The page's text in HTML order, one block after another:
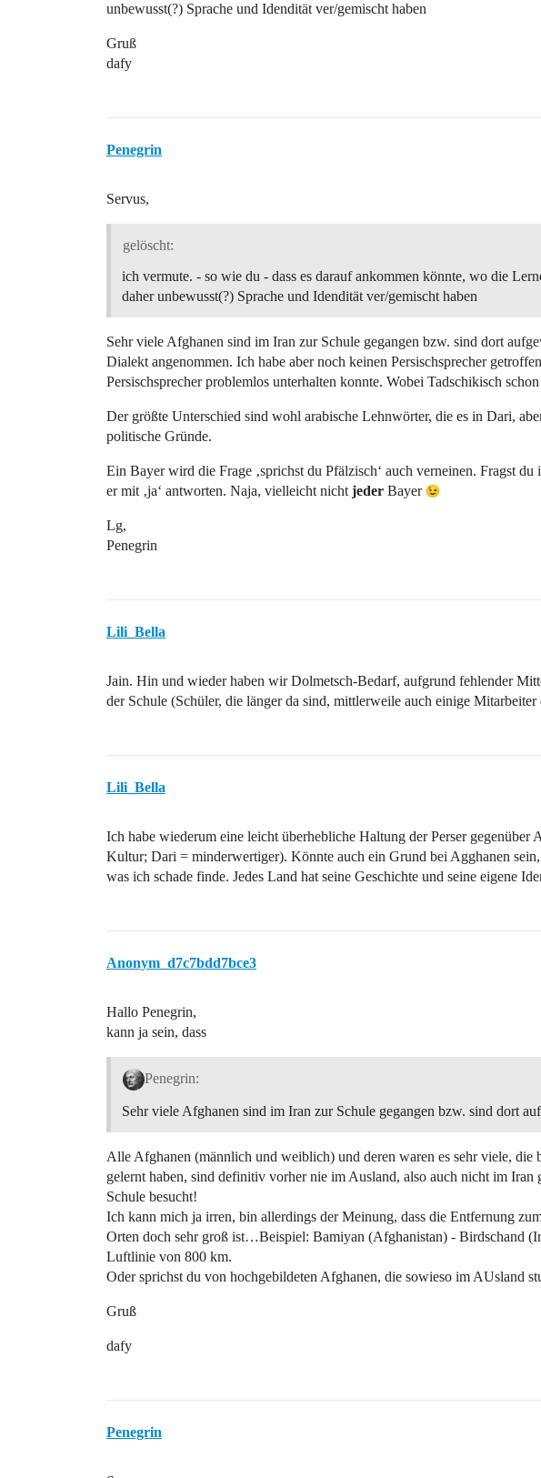
unbewusst(?) Sprache und Idendität ver/gemischt haben
Gruß
dafy
Penegrin
Servus,
gelöscht:
ich vermute. - so wie du - dass es darauf ankommen könnte, wo die
daher unbewusst(?) Sprache und Idendität ver/gemischt haben
Sehr viele Afghanen sind im Iran zur Schule gegangen bzw. sind dort
Dialekt angenommen. Ich habe aber noch keinen Persischsprecher
Persischsprecher problemlos unterhalten konnte. Wobei Tadschikisch
Der größte Unterschied sind wohl arabische Lehnwörter, die es in Dari,
politische Gründe.
Ein Bayer wird die Frage ‚sprichst du Pfälzisch‘ auch verneinen. Fragst du
er mit ‚ja‘ antworten. Naja, vielleicht nicht jeder Bayer
Lg,
Penegrin
Lili_Bella
Jain. Hin und wieder haben wir Dolmetsch-Bedarf, aufgrund fehlender
der Schule (Schüler, die länger da sind, mittlerweile auch einige Mitarbeiter
Lili_Bella
Ich habe wiederum eine leicht überhebliche Haltung der Perser gegenüber
Kultur; Dari = minderwertiger). Könnte auch ein Grund bei Agghanen
was ich schade finde. Jedes Land hat seine Geschichte und seine eigene
Anonym_d7c7bdd7bce3
Hallo Penegrin,
kann ja sein, dass
Penegrin:
Sehr viele Afghanen sind im Iran zur Schule gegangen bzw. sind dort
Alle Afghanen (männlich und weiblich) und deren waren es sehr viele, die
gelernt haben, sind definitiv vorher nie im Ausland, also auch nicht im Iran
Schule besucht!
Ich kann mich ja irren, bin allerdings der Meinung, dass die Entfernung
Orten doch sehr groß ist…Beispiel: Bamiyan (Afghanistan) - Birdschand
Luftlinie von 800 km.
Oder sprichst du von hochgebildeten Afghanen, die sowieso im AUsland
Gruß
dafy
Penegrin